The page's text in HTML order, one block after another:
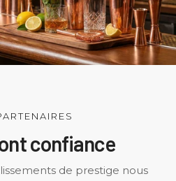
confiance
de prestige nous